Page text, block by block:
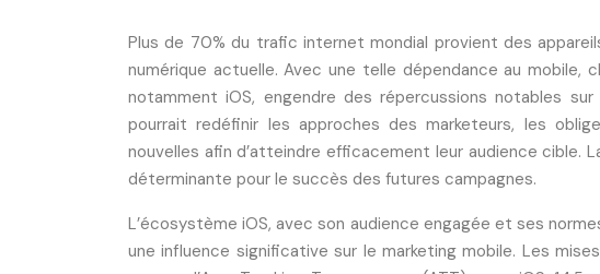
Plus de 70% du trafic internet mondial provient des
numérique actuelle. Avec une telle dépendance au mobile,
notamment iOS, engendre des répercussions notables
pourrait redéfinir les approches des marketeurs, les
nouvelles afin d’atteindre efficacement leur audience cible.
déterminante pour le succès des futures campagnes.
L’écosystème iOS, avec son audience engagée et ses
une influence significative sur le marketing mobile. Les